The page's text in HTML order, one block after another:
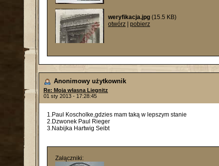
weryfikacja.jpg (15.5 KB)
otwórz
pobierz
Anonimowy użytkownik
Re: Moja własna Liegnitz
01 sty 2013 - 17:28:45
1.Paul Koscholke,gdzies mam taką w lepszym stanie
2.Dzwonek Paul Rieger
3.Nabijka Hartwig Seibt
Załączniki: